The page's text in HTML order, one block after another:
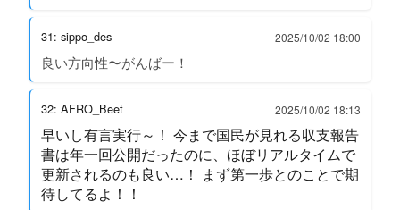
31: sippo_des 2025/10/02 18:00
良い方向性〜がんばー！
32: AFRO_Beet 2025/10/02 18:13
早いし有言実行～！ 今まで国民が見れる収支報告
書は年一回公開だったのに、ほぼリアルタイムで
更新されるのも良い…！ まず第一歩とのことで期
待してるよ！！